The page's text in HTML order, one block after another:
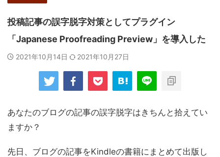
投稿記事の誤字脱字対策としてプラグイン
「Japanese Proofreading Preview」を導入した
2021年10月14日 2021年10月27日
あなたのブログの記事の誤字脱字はきちんと拾えてい
ますか？
先日、ブログの記事をKindleの書籍にまとめて出版し